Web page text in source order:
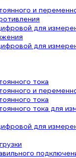
и
для
для
тока
и
тока
тока для
для